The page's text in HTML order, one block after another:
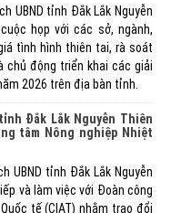
UBND tỉnh Đắk Lắk Nguyễn
họp với các sở, ngành,
tình hình thiên tai, rà soát
chủ động triển khai các giải
2026 trên địa bàn tỉnh.
Đắk Lắk Nguyễn Thiên
tâm Nông nghiệp Nhiệt
UBND tỉnh Đắk Lắk Nguyễn
và làm việc với Đoàn công
tế (CIAT) nhằm trao đổi